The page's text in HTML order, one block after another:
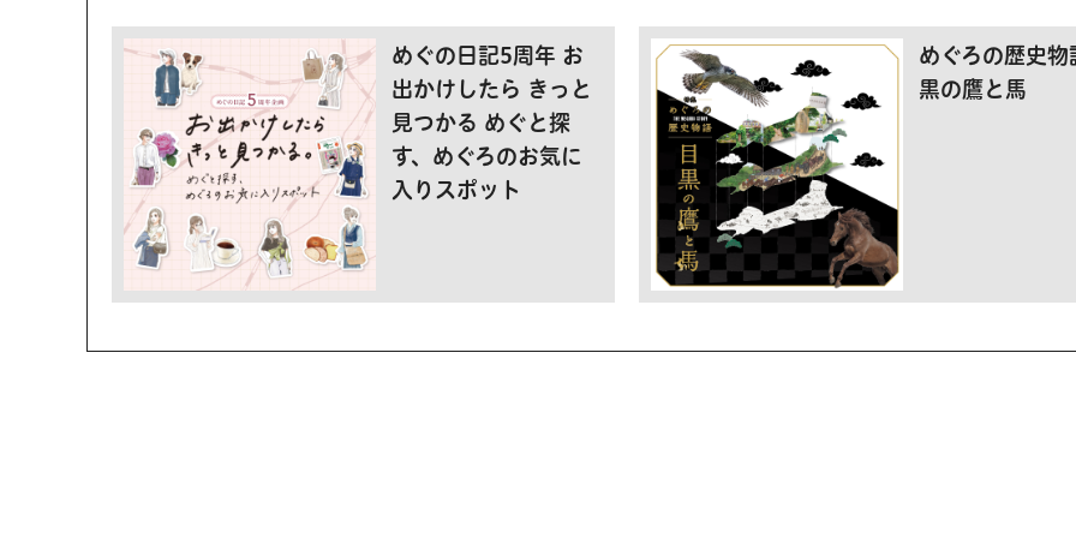
めぐの日記5周年 お
出かけしたら きっと
見つかる めぐと探
す、めぐろのお気に
入りスポット
めぐろの歴史物
黒の鷹と馬